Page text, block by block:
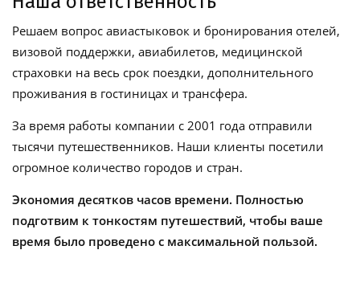
Решаем вопрос авиастыковок и бронирования отелей,
визовой поддержки, авиабилетов, медицинской
страховки на весь срок поездки, дополнительного
проживания в гостиницах и трансфера.
За время работы компании с 2001 года отправили
тысячи путешественников. Наши клиенты посетили
огромное количество городов и стран.
Экономия десятков часов времени. Полностью
подготвим к тонкостям путешествий, чтобы ваше
время было проведено с максимальной пользой.